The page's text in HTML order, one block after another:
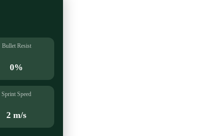
Bullet Resist
0%
Sprint Speed
2 m/s